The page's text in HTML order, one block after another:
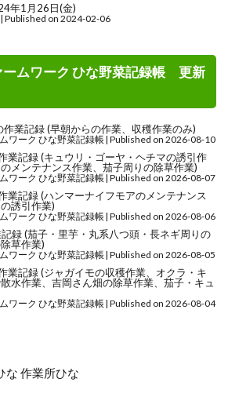
年1月26日(金)
Published on 2024-02-06
ムワーク ひな野菜記録帳 更新
業記録 (早朝からの作業、収穫作業のみ)
ワーク ひな野菜記録帳 Published on 2026-08-10
業記録 (キュウリ・ゴーヤ・ヘチマの誘引作
メンテナンス作業、茄子周りの除草作業)
ワーク ひな野菜記録帳 Published on 2026-08-07
業記録 (ハンマーナイフモアのメンテナンス
誘引作業)
ワーク ひな野菜記録帳 Published on 2026-08-06
録 (茄子・里芋・丸系八つ頭・長ネギ周りの
草作業)
ワーク ひな野菜記録帳 Published on 2026-08-05
業記録 (ジャガイモの収穫作業、オクラ・キ
水作業、吉岡さん畑の除草作業、茄子・キュ
ワーク ひな野菜記録帳 Published on 2026-08-04
な 作業所ひな